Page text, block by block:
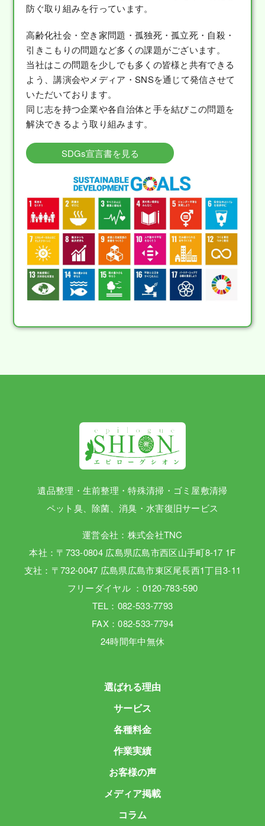
防ぐ取り組みを行っています。
高齢化社会・空き家問題・孤独死・孤立死・自殺・
引きこもりの問題など多くの課題がございます。
当社はこの問題を少しでも多くの皆様と共有できる
よう、講演会やメディア・SNSを通じて発信させて
いただいております。
同じ志を持つ企業や各自治体と手を結びこの問題を
解決できるよう取り組みます。
SDGs宣言書を見る
遺品整理・生前整理・特殊清掃・ゴミ屋敷清掃
ペット臭、除菌、消臭・水害復旧サービス
運営会社：株式会社TNC
本社：〒733-0804 広島県広島市西区山手町8-17 1F
支社：〒732-0047 広島県広島市東区尾長西1丁目3-11
フリーダイヤル ：0120-783-590
TEL：082-533-7793
FAX：082-533-7794
24時間年中無休
選ばれる理由
サービス
各種料金
作業実績
お客様の声
メディア掲載
コラム